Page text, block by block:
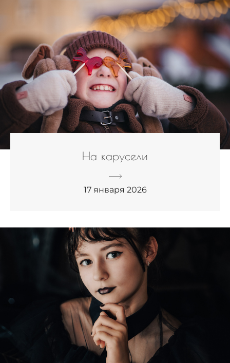
На карусели
17 января 2026